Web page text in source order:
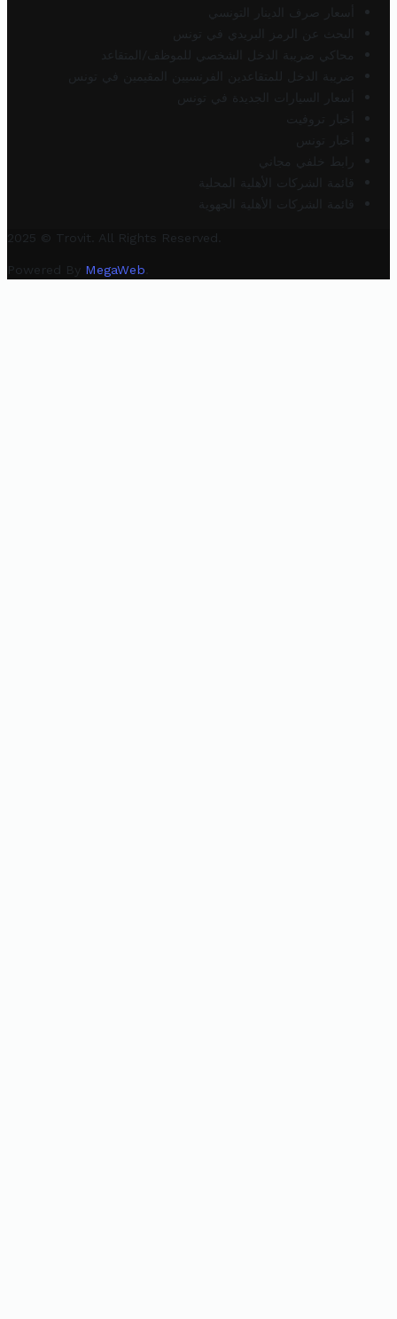
أسعار صرف الدينار التونسي
البحث عن الرمز البريدي في تونس
محاكي ضريبة الدخل الشخصي للموظف/المتقاعد
ضريبة الدخل للمتقاعدين الفرنسيين المقيمين في تونس
أسعار السيارات الجديدة في تونس
أخبار تروفيت
أخبار تونس
رابط خلفي مجاني
قائمة الشركات الأهلية المحلية
قائمة الشركات الأهلية الجهوية
2025 © Trovit. All Rights Reserved.
Powered By MegaWeb